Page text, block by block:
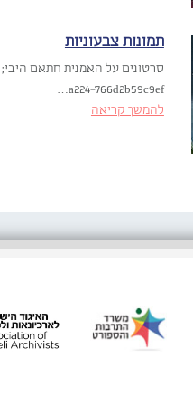
תמונות צבעוניות
a224-766d2b59c9ef…
להמשך קריאה